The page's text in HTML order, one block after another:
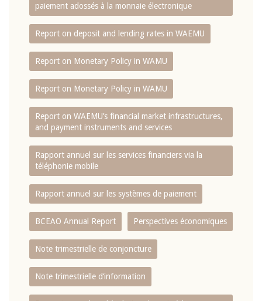
paiement adossés à la monnaie électronique
Report on deposit and lending rates in WAEMU
Report on Monetary Policy in WAMU
Report on Monetary Policy in WAMU
Report on WAEMU’s financial market infrastructures,
and payment instruments and services
Rapport annuel sur les services financiers via la
téléphonie mobile
Rapport annuel sur les systèmes de paiement
BCEAO Annual Report Perspectives économiques
Note trimestrielle de conjoncture
Note trimestrielle d‘information